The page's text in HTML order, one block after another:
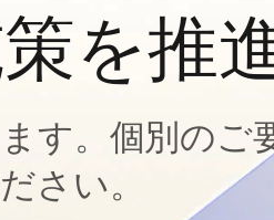
を推
す。個別のご
さい。